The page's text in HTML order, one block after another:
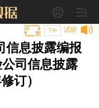
试听
T中
信息披露编报
司信息披露
订）